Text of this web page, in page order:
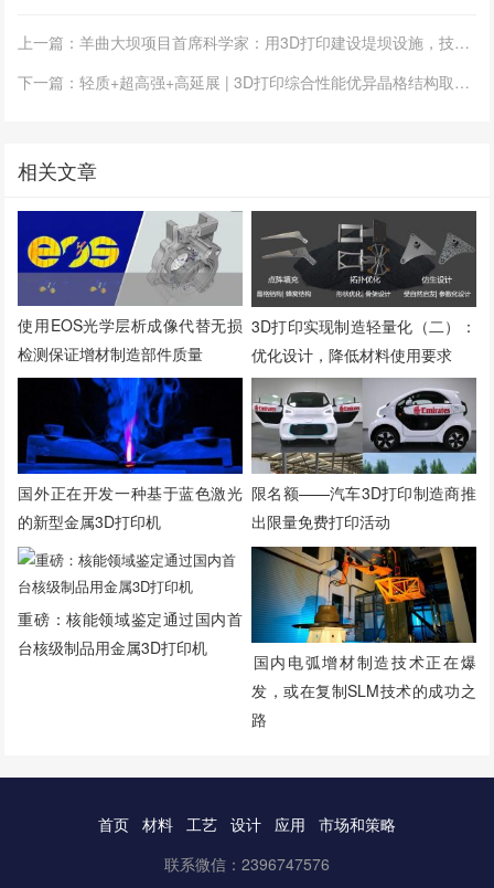
上一篇：羊曲大坝项目首席科学家：用3D打印建设堤坝设施，技术已经成熟
下一篇：轻质+超高强+高延展 | 3D打印综合性能优异晶格结构取得重要进展
相关文章
使用EOS光学层析成像代替无损
检测保证增材制造部件质量
3D打印实现制造轻量化（二）：
优化设计，降低材料使用要求
国外正在开发一种基于蓝色激光
的新型金属3D打印机
限名额——汽车3D打印制造商推
出限量免费打印活动
重磅：核能领域鉴定通过国内首
台核级制品用金属3D打印机
​国内电弧增材制造技术正在爆
发，或在复制SLM技术的成功之
路
首页 材料 工艺 设计 应用
市场和策略
联系微信：2396747576